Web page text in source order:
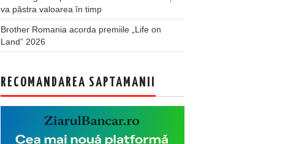
va păstra valoarea în timp
Brother Romania acorda premiile „Life on
Land” 2026
RECOMANDAREA SAPTAMANII